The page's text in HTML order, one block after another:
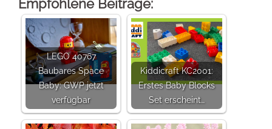
Empfohlene Beiträge:
LEGO 40767
Baubares Space
Baby: GWP jetzt
verfügbar
Kiddicraft KC2001:
Erstes Baby Blocks
Set erscheint…